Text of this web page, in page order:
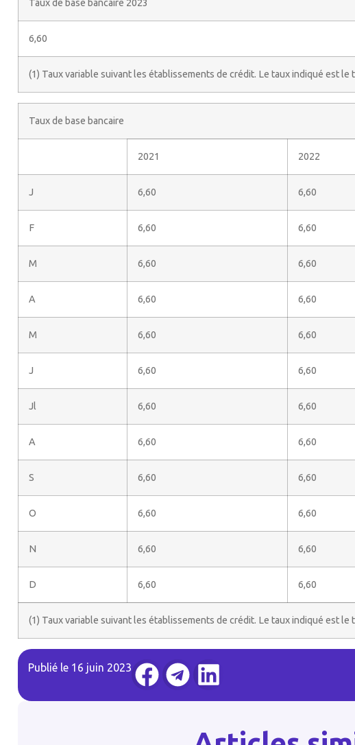
Taux de base bancaire 2023
6,60
(1) Taux variable suivant les établissements de crédit. Le taux indiqué est le
Taux de base bancaire
2021 2022
J 6,60 6,60
F 6,60 6,60
M 6,60 6,60
A 6,60 6,60
M 6,60 6,60
J 6,60 6,60
Jl 6,60 6,60
A 6,60 6,60
S 6,60 6,60
O 6,60 6,60
N 6,60 6,60
D 6,60 6,60
(1) Taux variable suivant les établissements de crédit. Le taux indiqué est le
Publié le 16 juin 2023